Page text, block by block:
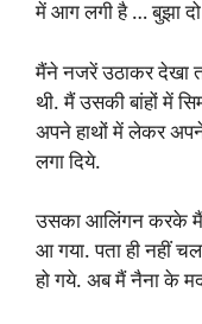
में आग लगी है … बुझा
मैंने नजरें उठाकर देखा
थी. मैं उसकी बांहों में
अपने हाथों में लेकर
लगा दिये.
उसका आलिंगन करके मैं
आ गया. पता ही नहीं
हो गये. अब मैं नैना के